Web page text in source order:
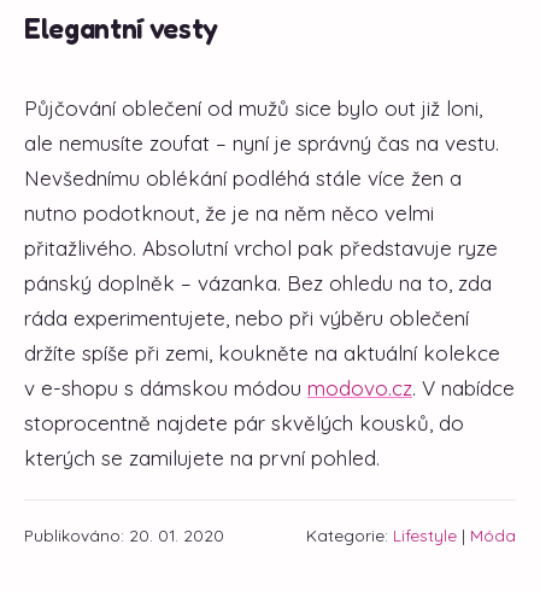
Elegantní vesty
Půjčování oblečení od mužů sice bylo out již loni,
ale nemusíte zoufat – nyní je správný čas na vestu.
Nevšednímu oblékání podléhá stále více žen a
nutno podotknout, že je na něm něco velmi
přitažlivého. Absolutní vrchol pak představuje ryze
pánský doplněk – vázanka. Bez ohledu na to, zda
ráda experimentujete, nebo při výběru oblečení
držíte spíše při zemi, koukněte na aktuální kolekce
v e-shopu s dámskou módou modovo.cz. V nabídce
stoprocentně najdete pár skvělých kousků, do
kterých se zamilujete na první pohled.
Publikováno: 20. 01. 2020 Kategorie: Lifestyle | Móda